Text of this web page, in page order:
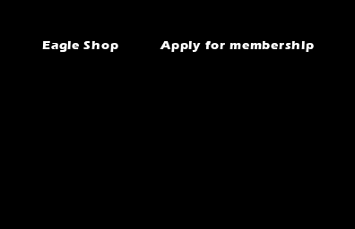
Eagle Shop Apply for membership